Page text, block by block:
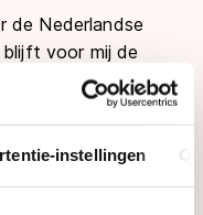
instellingen
de Nederlandse
voor mij de
team goed presteert
rijders beschikt die